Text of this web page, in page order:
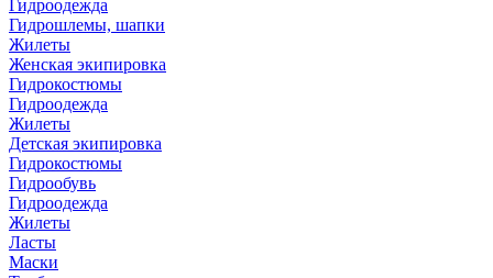
Гидроодежда
Гидрошлемы, шапки
Жилеты
Женская экипировка
Гидрокостюмы
Гидроодежда
Жилеты
Детская экипировка
Гидрокостюмы
Гидрообувь
Гидроодежда
Жилеты
Ласты
Маски